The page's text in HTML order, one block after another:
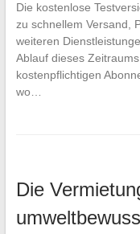
Die kostenlose
zu schnellem Versand,
weiteren
Ablauf dieses
kostenpflichtigen
wo…
Die